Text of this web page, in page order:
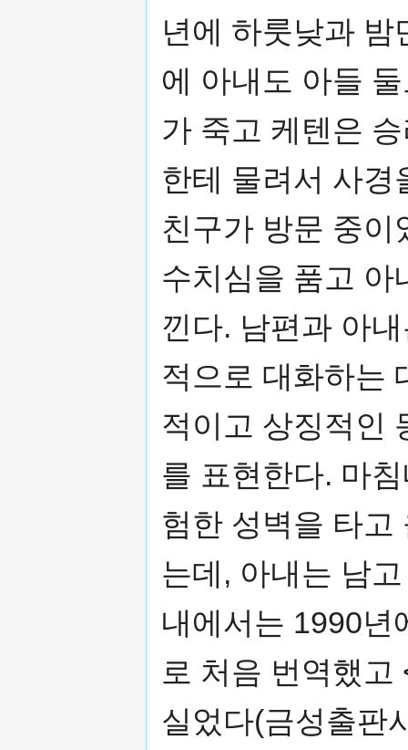
년에 하룻낮과
에 아내도 아들
가 죽고 케텐은
한테 물려서 사경
친구가 방문 중이
수치심을 품고 아
낀다. 남편과 아
적으로 대화하는
적이고 상징적인
를 표현한다. 마
험한 성벽을 타고
는데, 아내는 남
내에서는 1990년
로 처음 번역했
실었다(금성출판